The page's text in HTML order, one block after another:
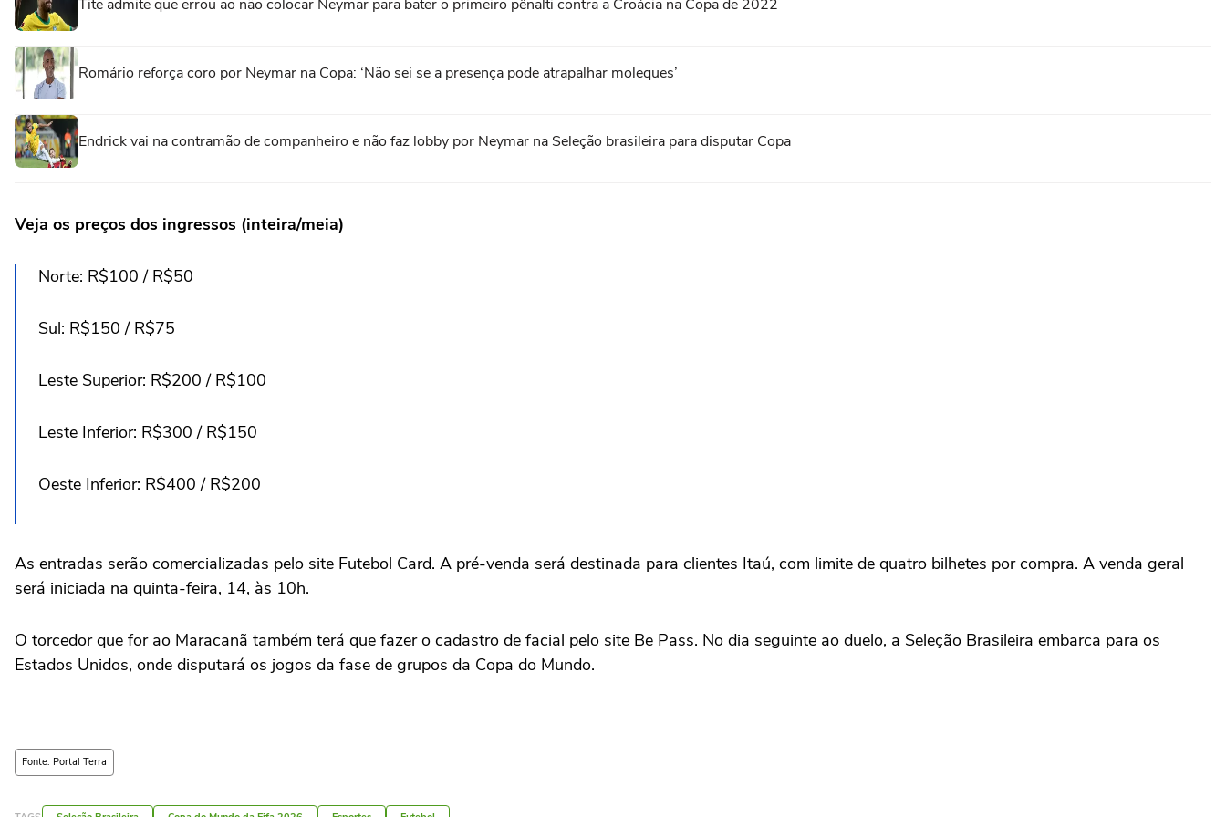
Tite admite que errou ao não colocar Neymar para bater o primeiro pênalti contra a Croácia na Copa de 2022
Romário reforça coro por Neymar na Copa: ‘Não sei se a presença pode atrapalhar moleques’
Endrick vai na contramão de companheiro e não faz lobby por Neymar na Seleção brasileira para disputar Copa
Veja os preços dos ingressos (inteira/meia)
⁠Norte: R$100 / R$50
⁠Sul: R$150 / R$75
⁠Leste Superior: R$200 / R$100
⁠Leste Inferior: R$300 / R$150
⁠Oeste Inferior: R$400 / R$200
As entradas serão comercializadas pelo site Futebol Card. A pré-venda será destinada para clientes Itaú, com limite de quatro bilhetes por compra. A venda geral
será iniciada na quinta-feira, 14, às 10h.
O torcedor que for ao Maracanã também terá que fazer o cadastro de facial pelo site Be Pass. No dia seguinte ao duelo, a Seleção Brasileira embarca para os
Estados Unidos, onde disputará os jogos da fase de grupos da Copa do Mundo.
Fonte: Portal Terra